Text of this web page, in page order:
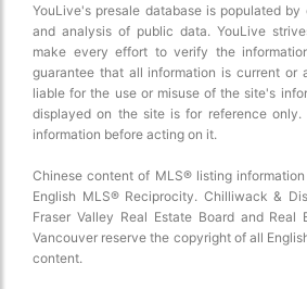
YouLive's presale database is populated by
and analysis of public data. YouLive
make every effort to verify the
guarantee that all information is current or
liable for the use or misuse of the site's
displayed on the site is for reference
information before acting on it.
Chinese content of MLS® listing
English MLS® Reciprocity. Chilliwack &
Fraser Valley Real Estate Board and Real
Vancouver reserve the copyright of all
content.